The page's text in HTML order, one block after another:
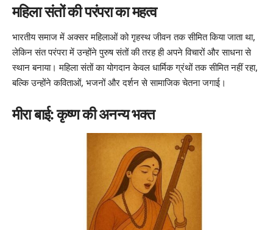
महिला संतों की परंपरा का महत्व
भारतीय समाज में अक्सर महिलाओं को गृहस्थ जीवन तक सीमित किया जाता था,
लेकिन संत परंपरा में उन्होंने पुरुष संतों की तरह ही अपने विचारों और साधना से
स्थान बनाया। महिला संतों का योगदान केवल धार्मिक ग्रंथों तक सीमित नहीं रहा,
बल्कि उन्होंने कविताओं, भजनों और दर्शन से सामाजिक चेतना जगाई।
मीरा बाई: कृष्ण की अनन्य भक्त